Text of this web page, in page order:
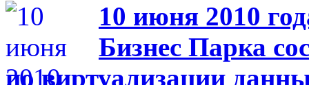
10 июня 2010
Бизнес Парка
по виртуализации